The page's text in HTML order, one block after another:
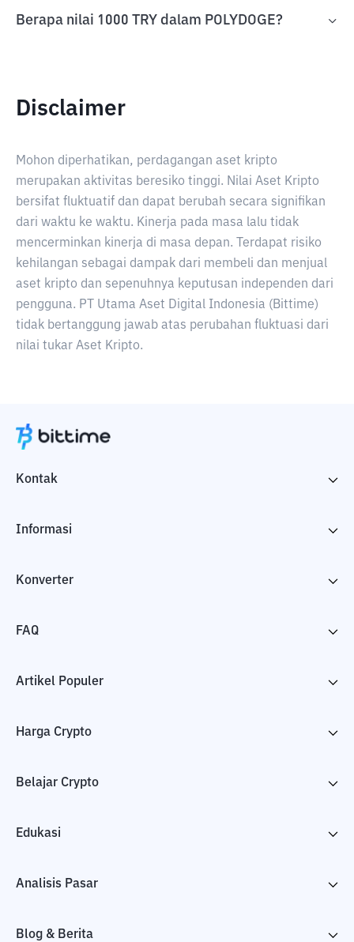
Berapa nilai 1000 TRY dalam POLYDOGE?
Disclaimer
Mohon diperhatikan, perdagangan aset kripto
merupakan aktivitas beresiko tinggi. Nilai Aset Kripto
bersifat fluktuatif dan dapat berubah secara signifikan
dari waktu ke waktu. Kinerja pada masa lalu tidak
mencerminkan kinerja di masa depan. Terdapat risiko
kehilangan sebagai dampak dari membeli dan menjual
aset kripto dan sepenuhnya keputusan independen dari
pengguna. PT Utama Aset Digital Indonesia (Bittime)
tidak bertanggung jawab atas perubahan fluktuasi dari
nilai tukar Aset Kripto.
Kontak
Informasi
Konverter
FAQ
Artikel Populer
Harga Crypto
Belajar Crypto
Edukasi
Analisis Pasar
Blog & Berita